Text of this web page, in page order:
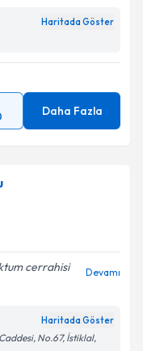
Haritada Göster
Daha Fazla
cerrahisi
Devamı
Haritada Göster
No.67, İstiklal,